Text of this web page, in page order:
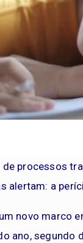
de processos
alertam: a
novo marco
ano, segundo